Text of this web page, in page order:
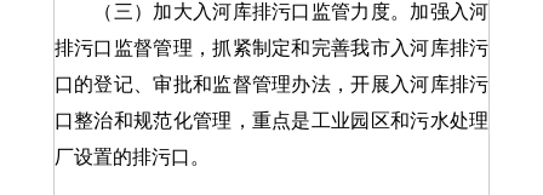
（三）加大入河库排污口监管力度。加强入河
排污口监督管理，抓紧制定和完善我市入河库排污
口的登记、审批和监督管理办法，开展入河库排污
口整治和规范化管理，重点是工业园区和污水处理
厂设置的排污口。